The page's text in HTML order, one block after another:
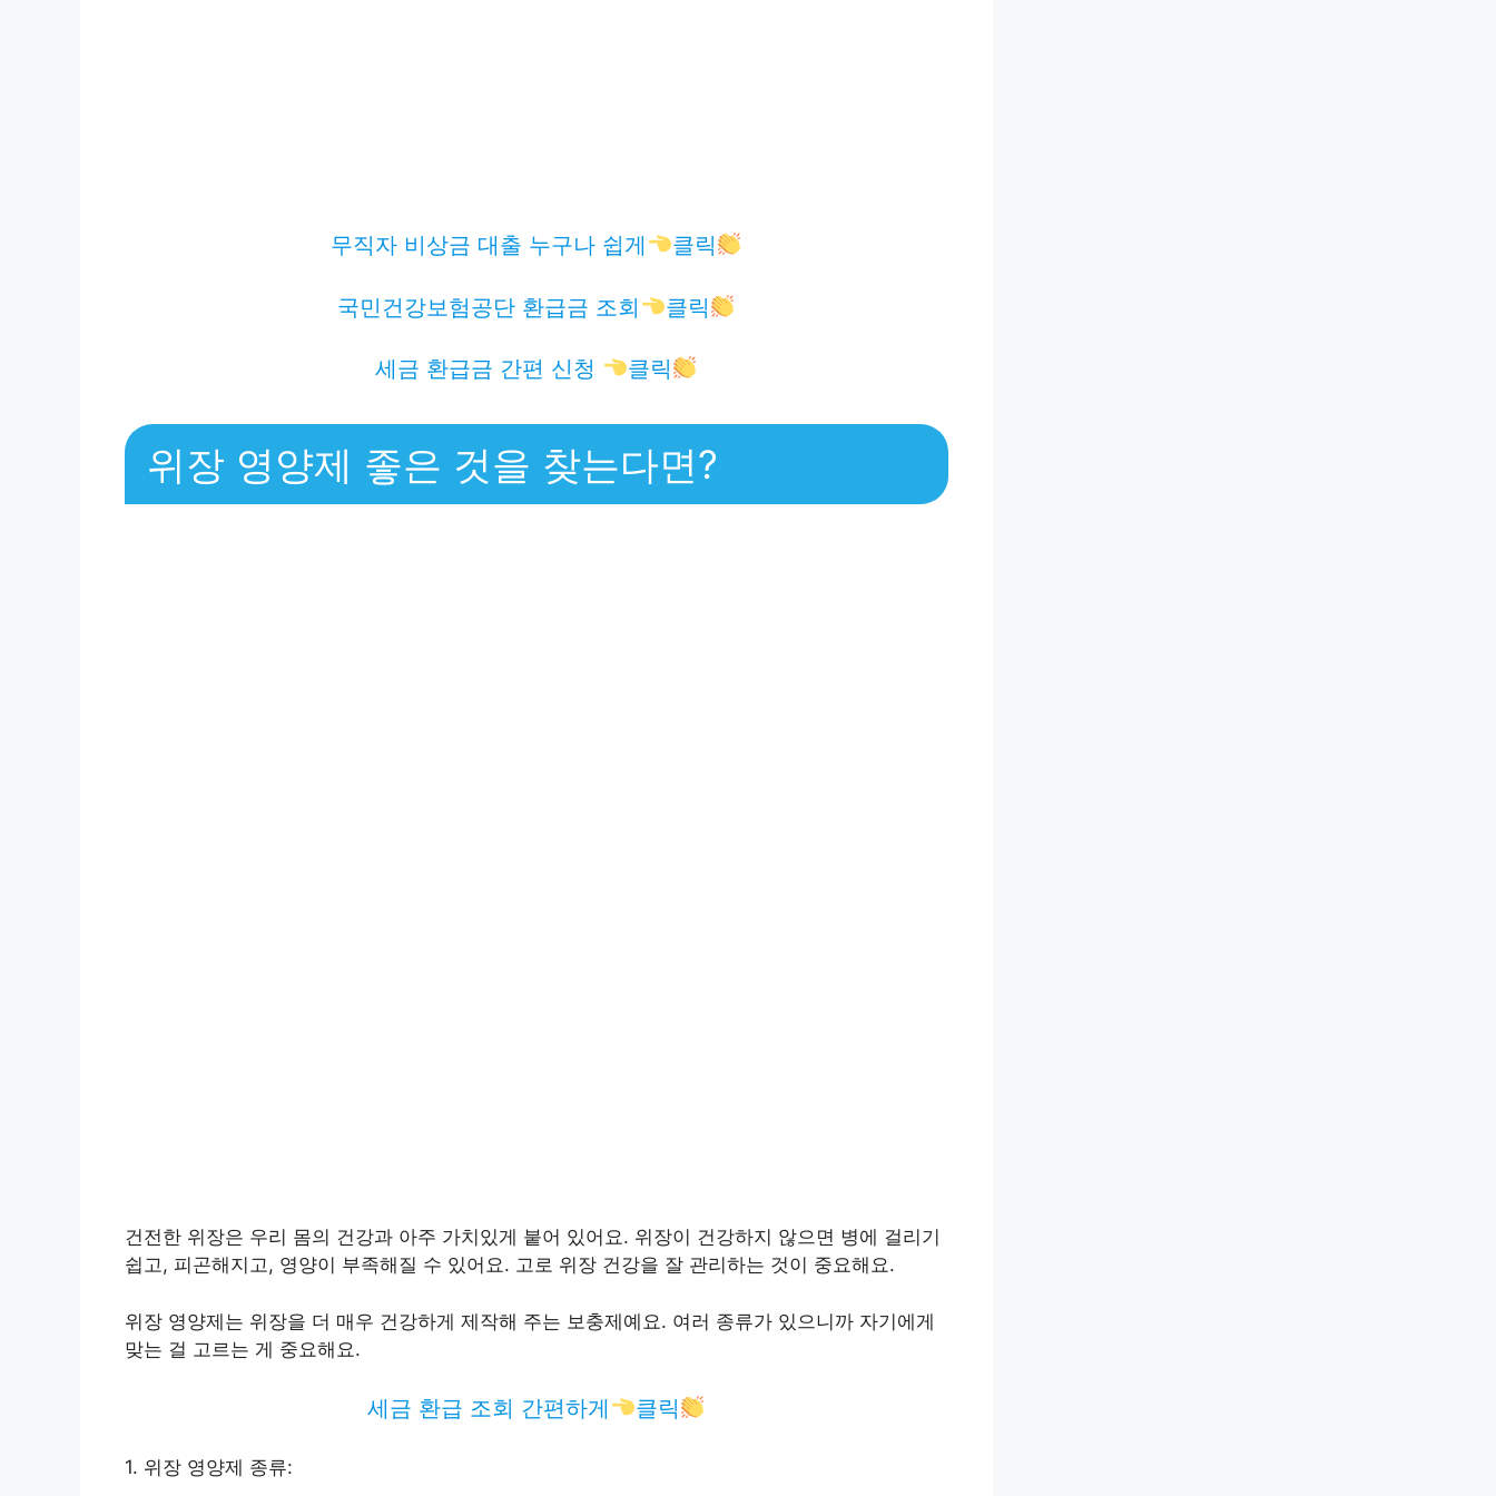
무직자 비상금 대출 누구나 쉽게 클릭
국민건강보험공단 환급금 조회 클릭
세금 환급금 간편 신청 클릭
위장 영양제 좋은 것을 찾는다면?
건전한 위장은 우리 몸의 건강과 아주 가치있게 붙어 있어요. 위장이 건강하지 않으면 병에 걸리기
쉽고, 피곤해지고, 영양이 부족해질 수 있어요. 고로 위장 건강을 잘 관리하는 것이 중요해요.
위장 영양제는 위장을 더 매우 건강하게 제작해 주는 보충제예요. 여러 종류가 있으니까 자기에게
맞는 걸 고르는 게 중요해요.
세금 환급 조회 간편하게 클릭
1. 위장 영양제 종류: